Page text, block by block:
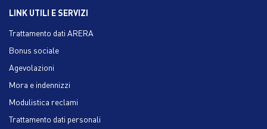
LINK UTILI E SERVIZI
Trattamento dati ARERA
Bonus sociale
Agevolazioni
Mora e indennizzi
Modulistica reclami
Trattamento dati personali